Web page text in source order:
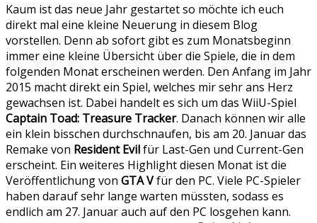
Kaum ist das neue Jahr gestartet so möchte ich euch
direkt mal eine kleine Neuerung in diesem Blog
vorstellen. Denn ab sofort gibt es zum Monatsbeginn
immer eine kleine Übersicht über die Spiele, die in dem
folgenden Monat erscheinen werden. Den Anfang im Jahr
2015 macht direkt ein Spiel, welches mir sehr ans Herz
gewachsen ist. Dabei handelt es sich um das WiiU-Spiel
Captain Toad: Treasure Tracker. Danach können wir alle
ein klein bisschen durchschnaufen, bis am 20. Januar das
Remake von Resident Evilfür Last-Gen und Current-Gen
erscheint. Ein weiteres Highlight diesen Monat ist die
Veröffentlichung von GTA Vfür den PC. Viele PC-Spieler
haben darauf sehr lange warten müssten, sodass es
endlich am 27. Januar auch auf den PC losgehen kann.